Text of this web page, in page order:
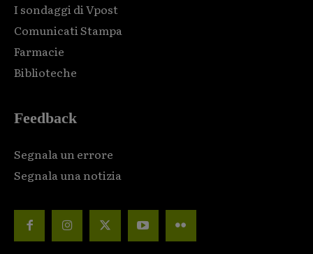
I sondaggi di Vpost
Comunicati Stampa
Farmacie
Biblioteche
Feedback
Segnala un errore
Segnala una notizia